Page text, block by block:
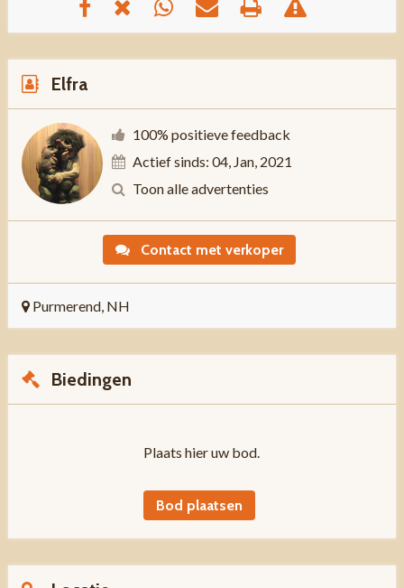
Elfra
100% positieve feedback
Actief sinds: 04, Jan, 2021
Toon alle advertenties
Contact met verkoper
Purmerend, NH
Biedingen
Plaats hier uw bod.
Bod plaatsen